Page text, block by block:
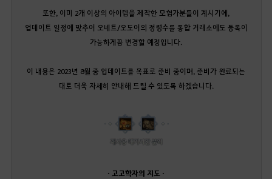
또한, 이미 2개 이상의 아이템을 제작한 모험가분들이 계시기에,
업데이트 일정에 맞추어 오네트/오도어의 정령수를 통합 거래소에도 등록이
가능하게끔 변경할 예정입니다.
이 내용은 2023년 8월 중 업데이트를 목표로 준비 중이며, 준비가 완료되는
대로 더욱 자세히 안내해 드릴 수 있도록 하겠습니다.
· 고고학자의 지도 ·